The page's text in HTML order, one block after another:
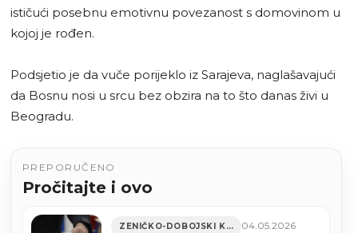
ističući posebnu emotivnu povezanost s domovinom u
kojoj je rođen.
Podsjetio je da vuče porijeklo iz Sarajeva, naglašavajući
da Bosnu nosi u srcu bez obzira na to što danas živi u
Beogradu.
PREPORUČENO
Pročitajte i ovo
ZENIČKO-DOBOJSKI KANTON 04.05.2026